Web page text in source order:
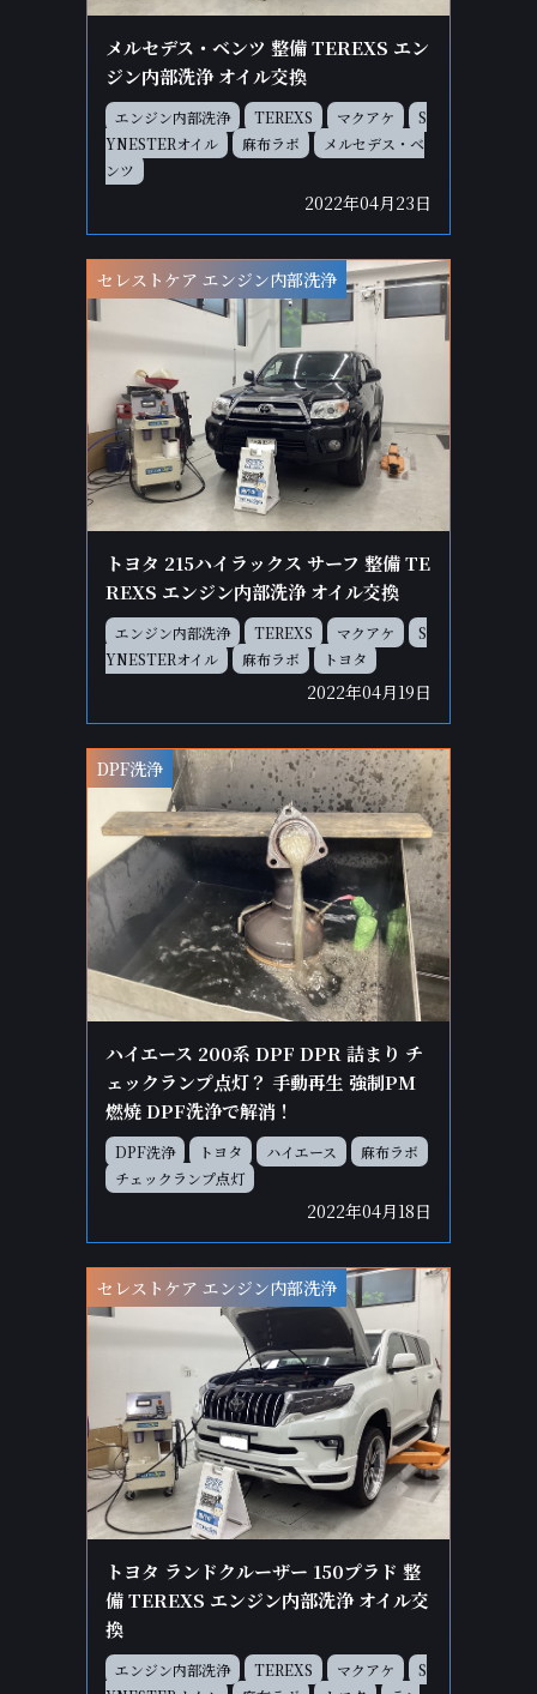
メルセデス・ベンツ 整備 TEREXS エン
ジン内部洗浄 オイル交換
エンジン内部洗浄 TEREXS マクアケ
S
YNESTERオイル
麻布ラボ
メルセデス・ベ
ンツ
2022年04月23日
セレストケア エンジン内部洗浄
トヨタ 215ハイラックス サーフ 整備 TE
REXS エンジン内部洗浄 オイル交換
エンジン内部洗浄 TEREXS マクアケ
S
YNESTERオイル
麻布ラボ トヨタ
2022年04月19日
DPF洗浄
ハイエース 200系 DPF DPR 詰まり チ
ェックランプ点灯？ 手動再生 強制PM
燃焼 DPF洗浄で解消！
DPF洗浄 トヨタ ハイエース
麻布ラボ
チェックランプ点灯
2022年04月18日
セレストケア エンジン内部洗浄
トヨタ ランドクルーザー 150プラド 整
備 TEREXS エンジン内部洗浄 オイル交
換
エンジン内部洗浄 TEREXS マクアケ
S